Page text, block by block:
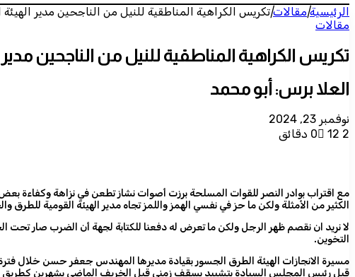
الرئيسية|مقالات|تكريس الكراهية المناطقية للنيل من الناجحين مدير
مقالات
تكريس الكراهية المناطقية للنيل من الناجحين
العلا برس: أبو محمد
نوفمبر 23, 2024
0
12 2 دقائق
مع اقتراب بوادر النصر للقوات المسلحة برزت أصوات نشاز تطعن في نزاهة وكفاءة
الكثير من الأمثلة ولكن ما حز في نفسي الهمز واللمز تجاه مدير الهيئة القومية
لا نريد ان نقصم ظهر الرجل ولكن ما تعرض له دفعنا للكتابة لجهة أن الضرب صار
التخوين.
قبل رئيس المجلس السيادة بتشييد بسقف زمني قبل الخريف الماضي بشهرين كطريق أمني